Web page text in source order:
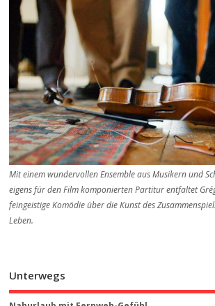
Mit einem wundervollen Ensemble aus Musikern und
eigens für den Film komponierten Partitur entfaltet
feingeistige Komödie über die Kunst des
Leben.
Unterwegs